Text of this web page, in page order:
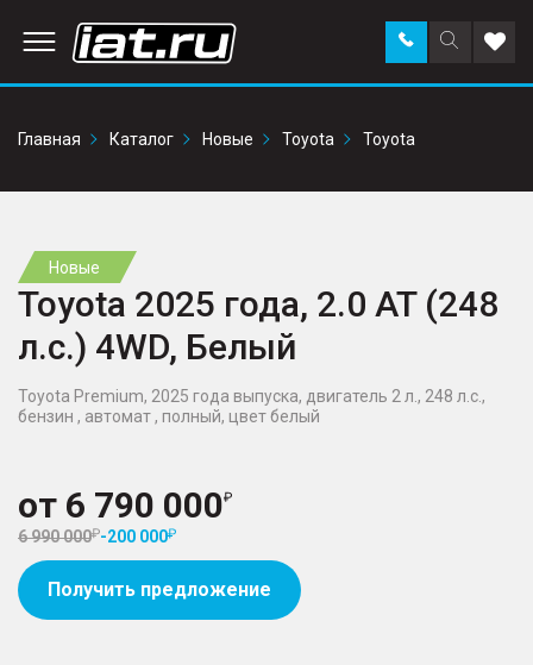
Поиск
по
Заказать
звонок в
Главная
Каталог Новые Toyota Toyota
Новые
Toyota 2025 года, 2.0 AT (248
л.с.) 4WD, Белый
Toyota Premium, 2025 года выпуска, двигатель 2 л., 248 л.с.,
бензин , автомат , полный, цвет белый
от 6 790 000
6 990 000 -200 000
Получить предложение